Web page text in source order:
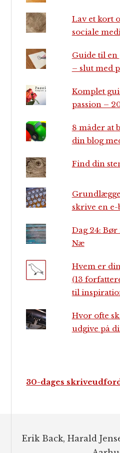
Lav et kort
sociale
Guide til en
– slut med
Komplet
passion –
8 måder at
din blog
Find din
skrive en e-
Dag 24:
Næ
Hvem er
(13
til
Hvor ofte
udgive på
30-dages
Erik Back, Harald